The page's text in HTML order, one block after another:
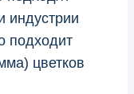
индустрии
подходит
цветков